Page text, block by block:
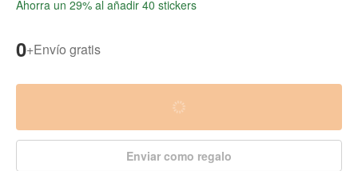
Ahorra un 29% al añadir 40 stickers
0+Envío gratis
Enviar como regalo